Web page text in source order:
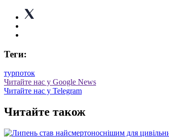
Теги:
турпоток
Читайте нас у Google News
Читайте нас у Telegram
Читайте також